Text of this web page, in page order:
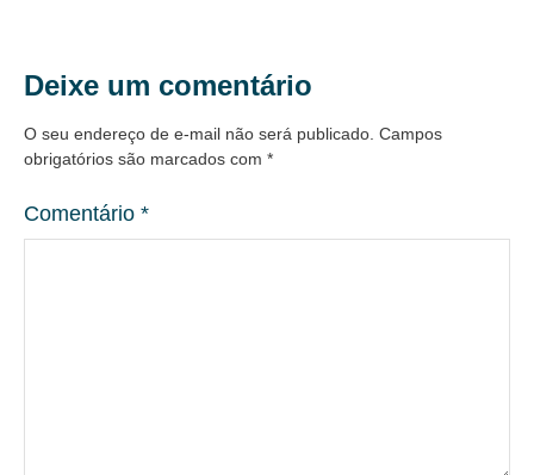
Deixe um comentário
O seu endereço de e-mail não será publicado. Campos
obrigatórios são marcados com *
Comentário *